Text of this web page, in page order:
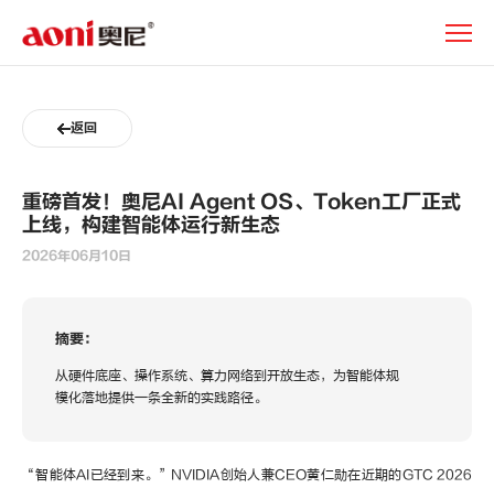
动
返回
重磅首发！奥尼AI Agent OS、Token工厂正式
上线，构建智能体运行新生态
2026年06月10日
摘要：
从硬件底座、操作系统、算力网络到开放生态，为智能体规
模化落地提供一条全新的实践路径。
“智能体AI已经到来。”NVIDIA创始人兼CEO黄仁勋在近期的GTC 2026